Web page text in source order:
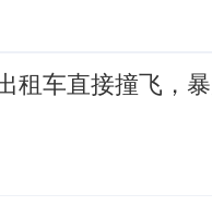
租车直接撞飞，